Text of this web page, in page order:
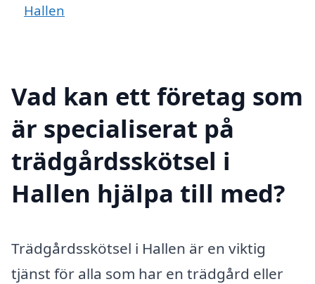
Hallen
Vad kan ett företag som
är specialiserat på
trädgårdsskötsel i
Hallen hjälpa till med?
Trädgårdsskötsel i Hallen är en viktig
tjänst för alla som har en trädgård eller